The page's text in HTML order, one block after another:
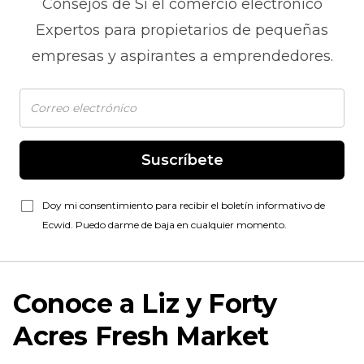
Consejos de Si el comercio electrónico
Expertos para propietarios de pequeñas
empresas y aspirantes a emprendedores.
Suscríbete
Doy mi consentimiento para recibir el boletín informativo de
Ecwid. Puedo darme de baja en cualquier momento.
Conoce a Liz y Forty
Acres Fresh Market